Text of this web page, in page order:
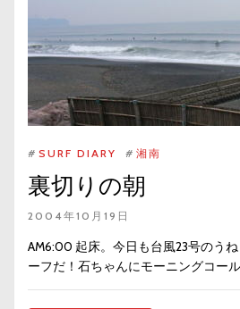
# SURF DIARY # 湘南
裏切りの朝
2004年10月19日
AM6:00 起床。今日も台風23号のう
ーフだ！石ちゃんにモーニングコー